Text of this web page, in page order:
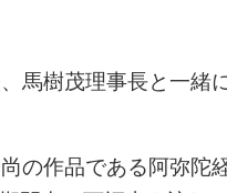
馬樹茂理事長と一緒
の作品である阿弥陀